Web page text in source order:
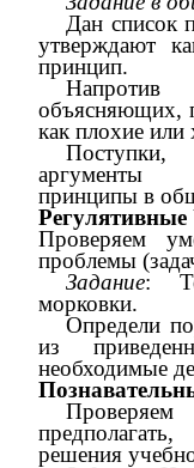
Дан список
утверждают
принцип.
объясняющих,
как плохие
Поступки,
аргументы
принципы в
Проверяем
проблемы
Задание:
морковки.
Определи
из
необходимые
решения